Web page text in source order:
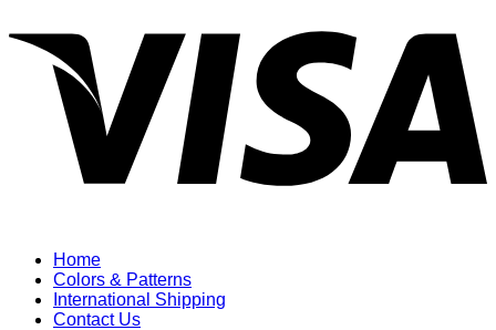
Home
Colors & Patterns
International Shipping
Contact Us